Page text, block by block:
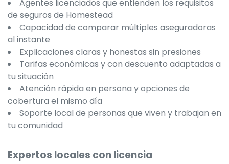
Agentes licenciados que entienden los requisitos
de seguros de Homestead
Capacidad de comparar múltiples aseguradoras
al instante
Explicaciones claras y honestas sin presiones
Tarifas económicas y con descuento adaptadas a
tu situación
Atención rápida en persona y opciones de
cobertura el mismo día
Soporte local de personas que viven y trabajan en
tu comunidad
Expertos locales con licencia